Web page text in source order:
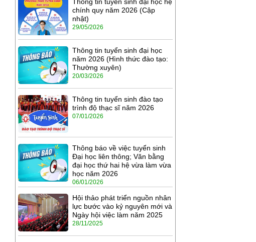
Thông tin tuyển sinh đại học hệ
chính quy năm 2026 (Cập
nhật)
29/05/2026
Thông tin tuyển sinh đại học
năm 2026 (Hình thức đào tạo:
Thường xuyên)
20/03/2026
Thông tin tuyển sinh đào tạo
trình độ thạc sĩ năm 2026
07/01/2026
Thông báo về việc tuyển sinh
Đại học liên thông; Văn bằng
đại học thứ hai hệ vừa làm vừa
học năm 2026
06/01/2026
Hội thảo phát triển nguồn nhân
lực bước vào kỷ nguyên mới và
Ngày hội việc làm năm 2025
28/11/2025